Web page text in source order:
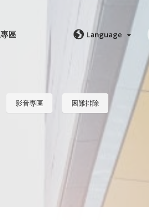
區 Language
影音專區 困難排除